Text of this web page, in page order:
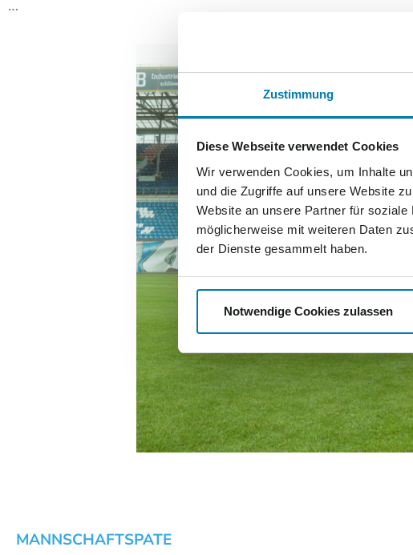
Zustimmung
Diese Webseite verwendet Cookies
Wir verwenden Cookies, um Inhalte
und die Zugriffe auf unsere Website
Website an unsere Partner für
möglicherweise mit weiteren Daten
der Dienste gesammelt haben.
Notwendige Cookies zulassen
…
MANNSCHAFTSPATE